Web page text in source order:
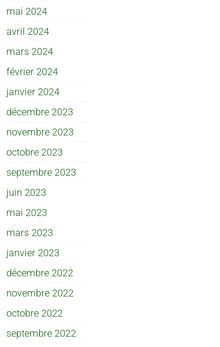
mai 2024
avril 2024
mars 2024
février 2024
janvier 2024
décembre 2023
novembre 2023
octobre 2023
septembre 2023
juin 2023
mai 2023
mars 2023
janvier 2023
décembre 2022
novembre 2022
octobre 2022
septembre 2022